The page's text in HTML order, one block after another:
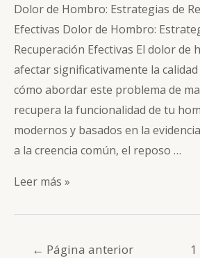
Dolor de Hombro: Estrategias de
Efectivas Dolor de Hombro:
Recuperación Efectivas El dolor de
afectar significativamente la calidad
cómo abordar este problema de
recupera la funcionalidad de tu
modernos y basados en la
a la creencia común, el reposo …
Dolor
Leer más »
Navegación
← Página anterior 1